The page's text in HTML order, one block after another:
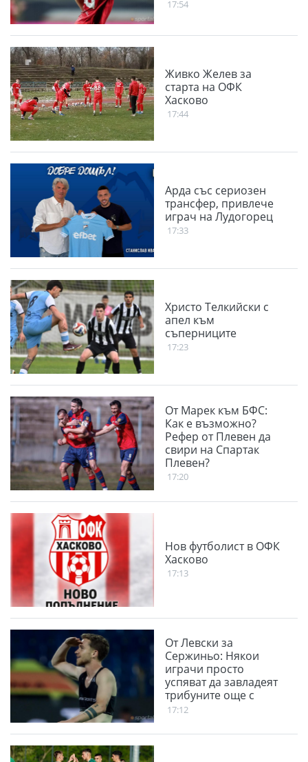
17:54
Живко Желев за
старта на ОФК
Хасково
17:44
Арда със сериозен
трансфер, привлече
играч на Лудогорец
17:33
Христо Телкийски с
апел към
съперниците
17:23
От Марек към БФС:
Как е възможно?
Рефер от Плевен да
свири на Спартак
Плевен?
17:20
Нов футболист в ОФК
Хасково
17:13
От Левски за
Сержиньо: Някои
играчи просто
успяват да завладеят
трибуните още с
първите си
17:12